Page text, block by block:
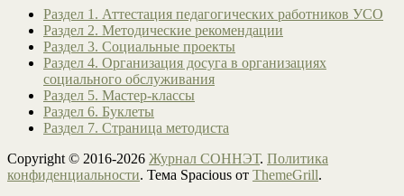
Раздел 1. Аттестация педагогических работников УСО
Раздел 2. Методические рекомендации
Раздел 3. Социальные проекты
Раздел 4. Организация досуга в организациях
социального обслуживания
Раздел 5. Мастер-классы
Раздел 6. Буклеты
Раздел 7. Страница методиста
Copyright © 2016-2026 Журнал СОННЭТ. Политика
конфиденциальности. Тема Spacious от ThemeGrill.